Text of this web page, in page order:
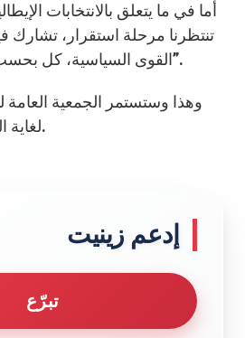
أما في ما يتعلق بالانتخابات
تنتظرنا مرحلة استقرار، تشارك
القوى السياسية، كل بحسب الدور الذي اوكل إليه”.
وهذا وستستمر الجمعية العامة
لغاية الثلاثين من مايو الجاري.
إدعم زينيت
تبرّع